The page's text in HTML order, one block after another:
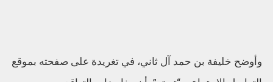
وأوضح خليفة بن حمد آل ثاني، في تغريدة على صفحته بموقع